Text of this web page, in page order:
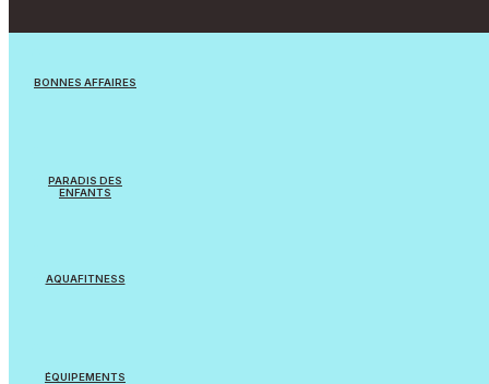
BONNES AFFAIRES
PARADIS DES
ENFANTS
AQUAFITNESS
ÉQUIPEMENTS